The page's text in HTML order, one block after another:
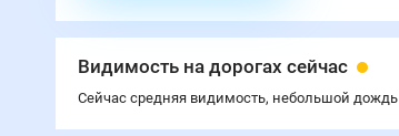
Видимость на дорогах сейчас
Сейчас средняя видимость, небольшой дождь